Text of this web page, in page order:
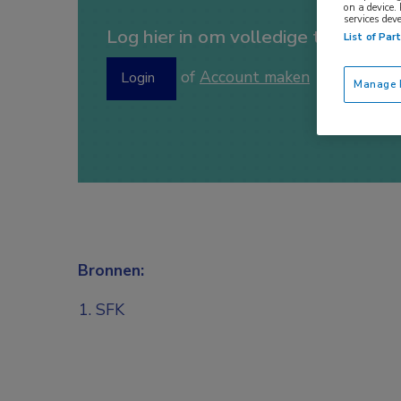
Log hier in om volledige toegang
Login of Account maken
Bronnen:
SFK
on a
services
List of
Manage